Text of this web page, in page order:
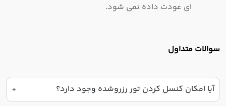
ای عودت داده نمی شود.
سوالات متداول
آیا امکان کنسل کردن تور رزروشده وجود دارد؟